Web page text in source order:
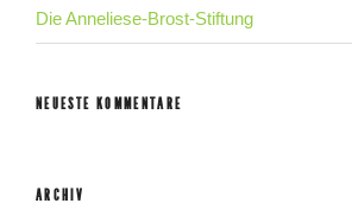
Die Anneliese-Brost-Stiftung
NEUESTE KOMMENTARE
ARCHIV